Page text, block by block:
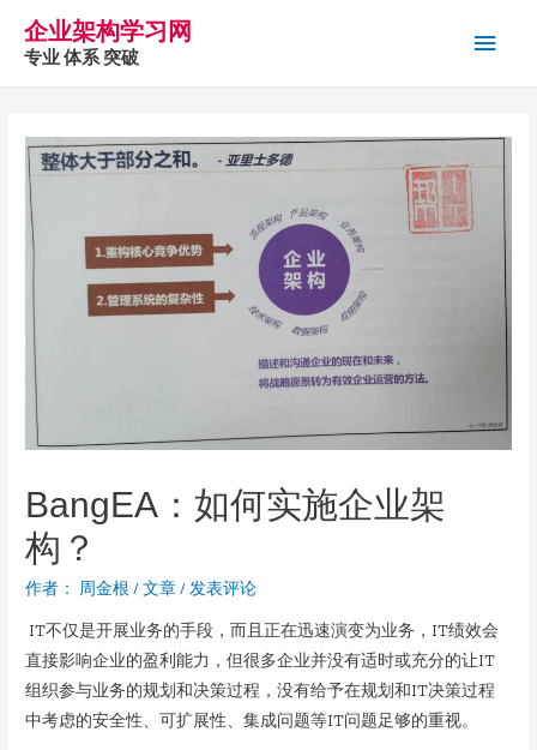
企业架构学习网
专业 体系 突破
主
单
BangEA：如何实施企业架
构？
作者： 周金根 /文章/发表评论
IT不仅是开展业务的手段，而且正在迅速演变为业务，IT绩效会
直接影响企业的盈利能力，但很多企业并没有适时或充分的让IT
组织参与业务的规划和决策过程，没有给予在规划和IT决策过程
中考虑的安全性、可扩展性、集成问题等IT问题足够的重视。